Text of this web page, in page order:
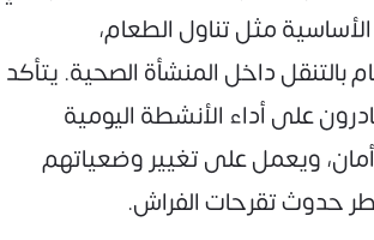
مثل تناول الطعام،
بالتنقل داخل المنشأة الصحية. يتأكد
على أداء الأنشطة اليومية
ويعمل على تغيير وضعياتهم
حدوث تقرحات الفراش.